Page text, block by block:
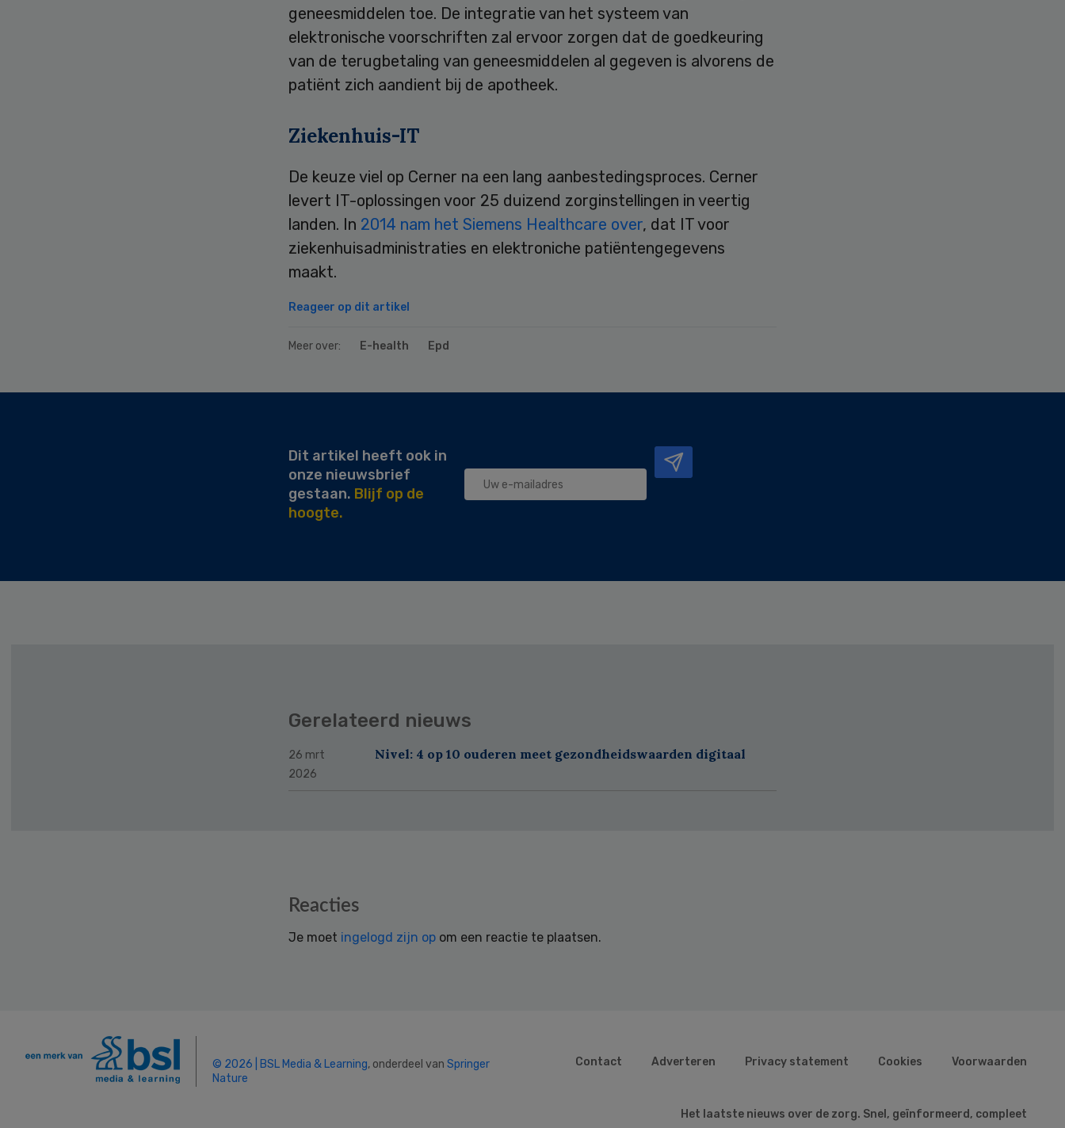
geneesmiddelen toe. De integratie van het systeem van
elektronische voorschriften zal ervoor zorgen dat de goedkeuring
van de terugbetaling van geneesmiddelen al gegeven is alvorens de
patiënt zich aandient bij de apotheek.
Ziekenhuis-IT
De keuze viel op Cerner na een lang aanbestedingsproces. Cerner
levert IT-oplossingen voor 25 duizend zorginstellingen in veertig
landen. In 2014 nam het Siemens Healthcare over, dat IT voor
ziekenhuisadministraties en elektroniche patiëntengegevens
maakt.
Reageer op dit artikel
Meer over: E-health Epd
Dit artikel heeft ook in
onze nieuwsbrief
gestaan. Blijf op de
hoogte.
Gerelateerd nieuws
26 mrt
2026
Nivel: 4 op 10 ouderen meet gezondheidswaarden digitaal
Reacties
Je moet ingelogd zijn op om een reactie te plaatsen.
© 2026 | BSL Media & Learning, onderdeel van Springer
Nature
Contact Adverteren Privacy statement Cookies Voorwaarden
Het laatste nieuws over de zorg. Snel, geïnformeerd, compleet